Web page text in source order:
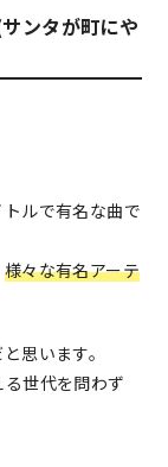
ンタが町にや
ルで有名な曲で
様々な有名アーテ
思います。
世代を問わず